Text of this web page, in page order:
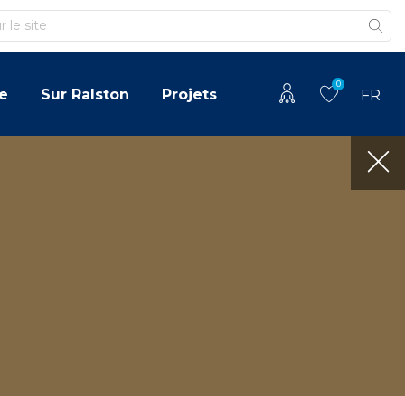
Sur Ralston Projets
0
FR